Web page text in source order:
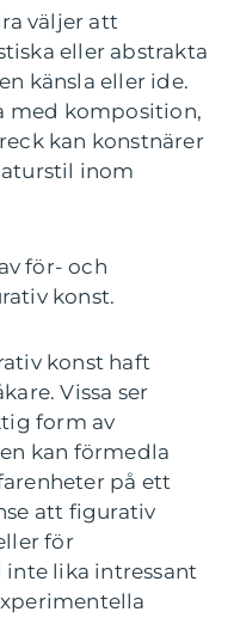
väljer att
eller abstrakta
känsla eller ide.
med komposition,
kan konstnärer
inom
för- och
konst.
konst haft
Vissa ser
form av
kan förmedla
på ett
att figurativ
för
inte lika intressant